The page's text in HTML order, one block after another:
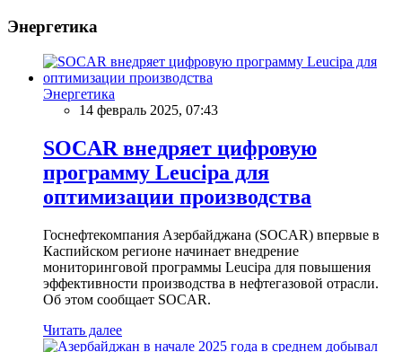
Энергетика
Энергетика
14 февраль 2025, 07:43
SOCAR внедряет цифровую
программу Leucipa для
оптимизации производства
Госнефтекомпания Азербайджана (SOCAR) впервые в
Каспийском регионе начинает внедрение
мониторинговой программы Leucipa для повышения
эффективности производства в нефтегазовой отрасли.
Об этом сообщает SOCAR.
Читать далее